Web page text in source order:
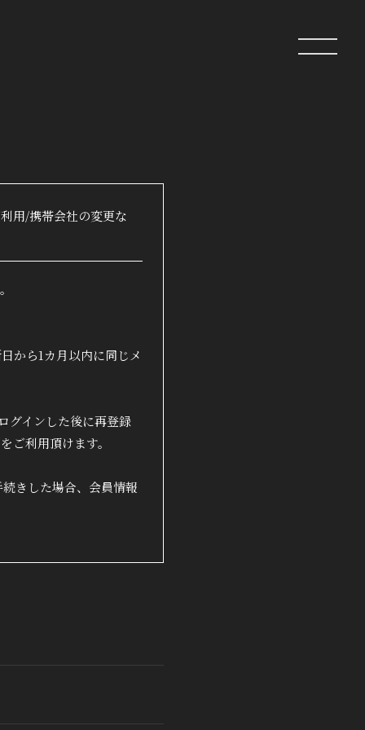
ログイン
用/携帯会社の変更な
から1カ月以内に同じメ
グインした後に再登録
ご利用頂けます。
きした場合、会員情報